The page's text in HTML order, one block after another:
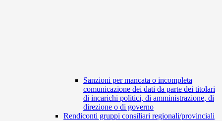
Sanzioni per mancata o incompleta
comunicazione dei dati da parte dei titolari
di incarichi politici, di amministrazione, di
direzione o di governo
Rendiconti gruppi consiliari regionali/provinciali